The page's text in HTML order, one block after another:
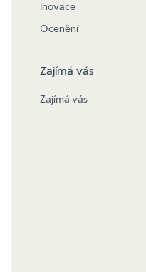
Inovace
Ocenění
Zajímá vás
Zajímá vás